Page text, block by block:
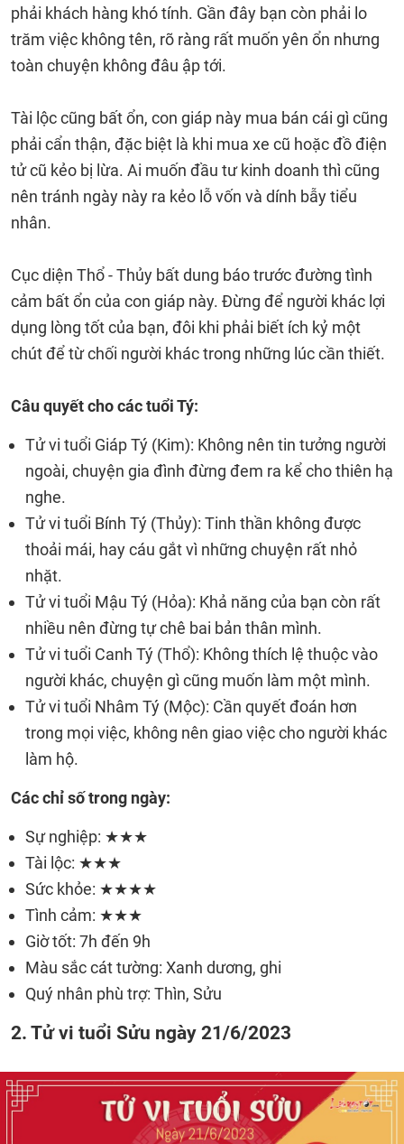
phải khách hàng khó tính. Gần đây bạn còn phải lo
trăm việc không tên, rõ ràng rất muốn yên ổn nhưng
toàn chuyện không đâu ập tới.
Tài lộc cũng bất ổn, con giáp này mua bán cái gì cũng
phải cẩn thận, đặc biệt là khi mua xe cũ hoặc đồ điện
tử cũ kẻo bị lừa. Ai muốn đầu tư kinh doanh thì cũng
nên tránh ngày này ra kẻo lỗ vốn và dính bẫy tiểu
nhân.
Cục diện Thổ - Thủy bất dung báo trước đường tình
cảm bất ổn của con giáp này. Đừng để người khác lợi
dụng lòng tốt của bạn, đôi khi phải biết ích kỷ một
chút để từ chối người khác trong những lúc cần thiết.
Câu quyết cho các tuổi Tý:
Tử vi tuổi Giáp Tý (Kim): Không nên tin tưởng người
ngoài, chuyện gia đình đừng đem ra kể cho thiên hạ
nghe.
Tử vi tuổi Bính Tý (Thủy): Tinh thần không được
thoải mái, hay cáu gắt vì những chuyện rất nhỏ
nhặt.
Tử vi tuổi Mậu Tý (Hỏa): Khả năng của bạn còn rất
nhiều nên đừng tự chê bai bản thân mình.
Tử vi tuổi Canh Tý (Thổ): Không thích lệ thuộc vào
người khác, chuyện gì cũng muốn làm một mình.
Tử vi tuổi Nhâm Tý (Mộc): Cần quyết đoán hơn
trong mọi việc, không nên giao việc cho người khác
làm hộ.
Các chỉ số trong ngày:
Sự nghiệp: ★★★
Tài lộc: ★★★
Sức khỏe: ★★★★
Tình cảm: ★★★
Giờ tốt: 7h đến 9h
Màu sắc cát tường: Xanh dương, ghi
Quý nhân phù trợ: Thìn, Sửu
2. Tử vi tuổi Sửu ngày 21/6/2023